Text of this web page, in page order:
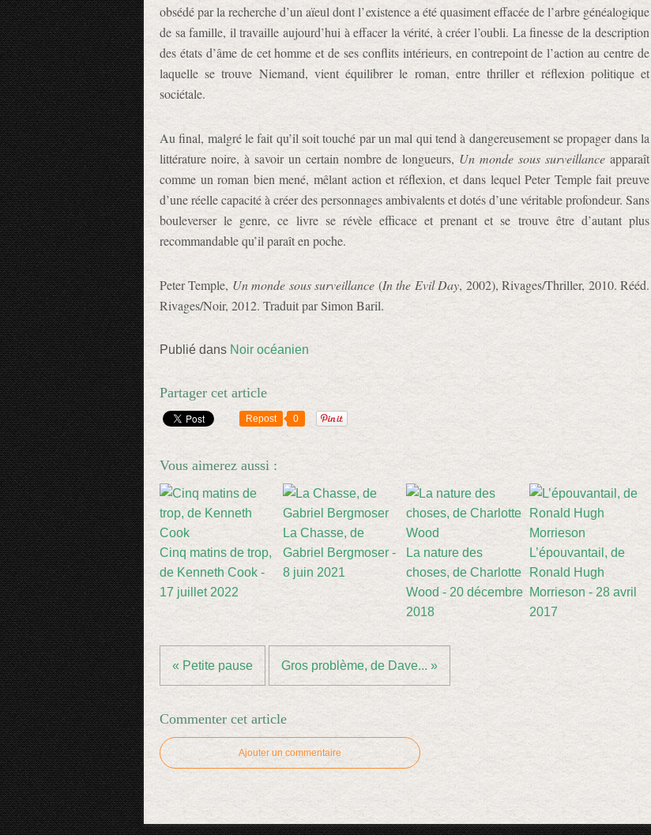
obsédé par la recherche d’un aïeul dont l’existence a été quasiment effacée de l’arbre généalogique
de sa famille, il travaille aujourd’hui à effacer la vérité, à créer l’oubli. La finesse de la description
des états d’âme de cet homme et de ses conflits intérieurs, en contrepoint de l’action au centre de
laquelle se trouve Niemand, vient équilibrer le roman, entre thriller et réflexion politique et
sociétale.
Au final, malgré le fait qu’il soit touché par un mal qui tend à dangereusement se propager dans la
littérature noire, à savoir un certain nombre de longueurs, Un monde sous surveillance apparaît
comme un roman bien mené, mêlant action et réflexion, et dans lequel Peter Temple fait preuve
d’une réelle capacité à créer des personnages ambivalents et dotés d’une véritable profondeur. Sans
bouleverser le genre, ce livre se révèle efficace et prenant et se trouve être d’autant plus
recommandable qu’il paraît en poche.
Peter Temple, Un monde sous surveillance(In the Evil Day, 2002), Rivages/Thriller, 2010. Rééd.
Rivages/Noir, 2012. Traduit par Simon Baril.
Publié dans Noir océanien
Partager cet article
Repost 0
Vous aimerez aussi :
Cinq matins de trop,
de Kenneth Cook -
17 juillet 2022
La Chasse, de
Gabriel Bergmoser -
8 juin 2021
La nature des
choses, de Charlotte
Wood - 20 décembre
2018
L’épouvantail, de
Ronald Hugh
Morrieson - 28 avril
2017
« Petite pause Gros problème, de Dave... »
Commenter cet article
Ajouter un commentaire